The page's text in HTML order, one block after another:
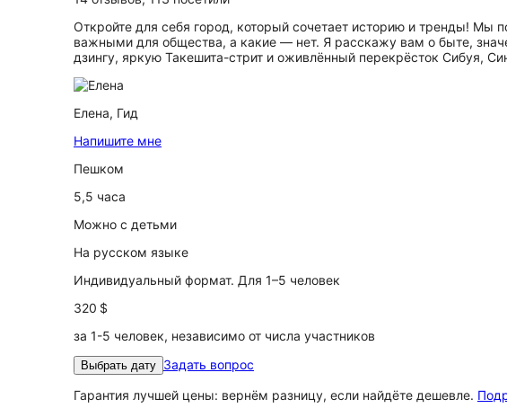
Откройте для себя город, который сочетает историю и тренды! Мы
важными для общества, а какие — нет. Я расскажу вам о быте,
дзингу, яркую Такешита-стрит и оживлённый перекрёсток Сибуя,
Елена, Гид
Напишите мне
Пешком
5,5 часа
Можно с детьми
На русском языке
Индивидуальный формат. Для 1–5 человек
320 $
за 1-5 человек, независимо от числа участников
Выбрать дату Задать вопрос
Гарантия лучшей цены: вернём разницу, если найдёте дешевле.